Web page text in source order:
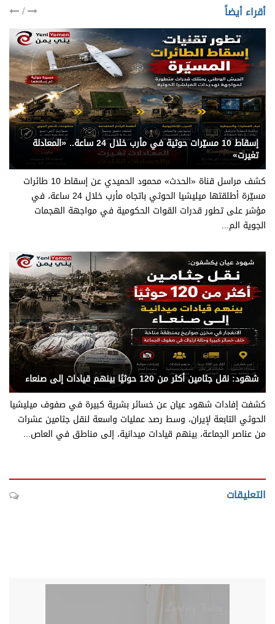
أقراء أيضاً /
يني يمن - قناة الحدث
إسقاط 10 مسيّرات حوثية في مأرب خلال 24 ساعة.. «المعادلة
تغيرت»
كشف مراسل قناة «الحدث» محمود الحميدي عن إسقاط 10 طائرات
مسيّرة أطلقتها ميليشيا الحوثي باتجاه مأرب خلال 24 ساعة، في
مؤشر على تطور قدرات القوات الحكومية في مواجهة الهجمات
الجوية الم...
يني يمن - متابعات
شهود: نقل جثامين أكثر من 120 حوثيًا بينهم قيادات إلى صنعاء
كشفت إفادات شهود عيان عن خسائر بشرية كبيرة في صفوف ميليشيا
الحوثي التابعة لإيران، وسط رصد عمليات واسعة لنقل جثامين عشرات
من عناصر الجماعة، بينهم قيادات ميدانية، إلى مناطق في العاص...
التعليقات